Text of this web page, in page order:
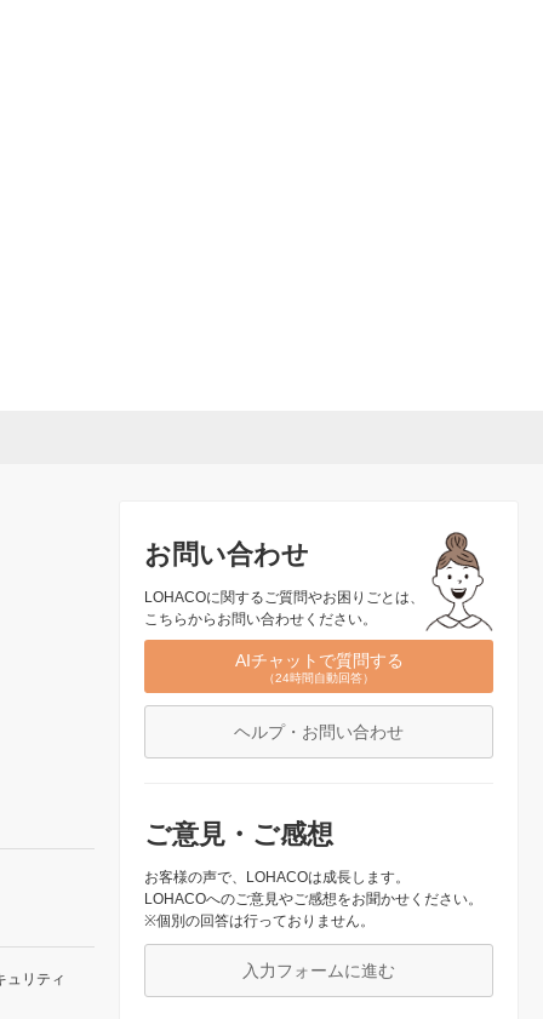
お問い合わせ
LOHACOに関するご質問やお困りごとは、
こちらからお問い合わせください。
AIチャットで質問する
（24時間自動回答）
ヘルプ・お問い合わせ
ご意見・ご感想
お客様の声で、LOHACOは成長します。
LOHACOへのご意見やご感想をお聞かせください。
※個別の回答は行っておりません。
入力フォームに進む
ュリティ